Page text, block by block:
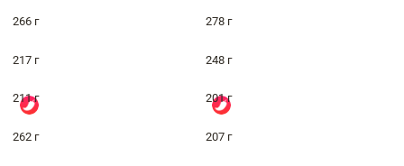
266 г 278 г
217 г 248 г
211 г 201 г
262 г 207 г